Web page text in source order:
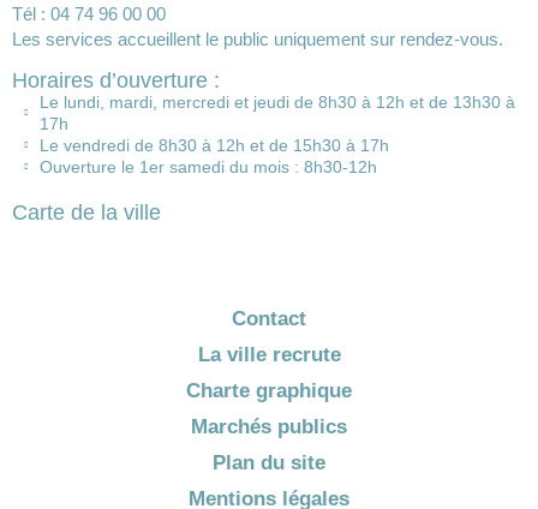
Tél : 04 74 96 00 00
Les services accueillent le public uniquement sur rendez-vous.
Horaires d’ouverture :
Le lundi, mardi, mercredi et jeudi de 8h30 à 12h et de 13h30 à
17h
Le vendredi de 8h30 à 12h et de 15h30 à 17h
Ouverture le 1er samedi du mois : 8h30-12h
Carte de la ville
Contact
La ville recrute
Charte graphique
Marchés publics
Plan du site
Mentions légales